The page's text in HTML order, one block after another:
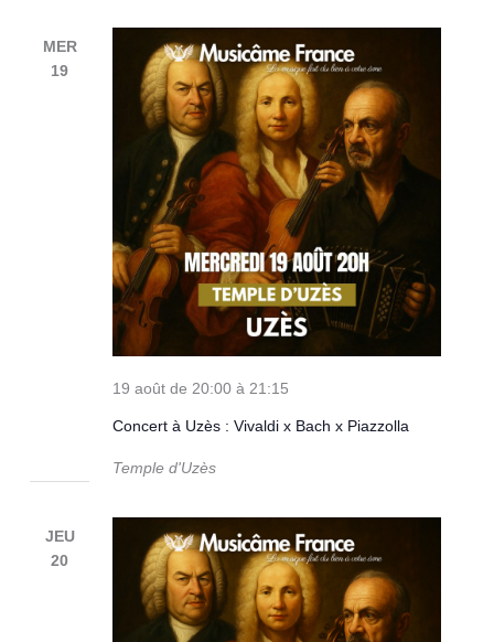
MER
19
Concert à Uzès : Vivaldi x Bach x Piazzolla
19 août de 20:00 à21:15
Temple d'Uzès
JEU
20